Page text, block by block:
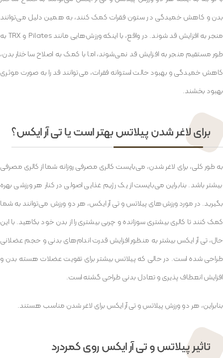
بدن و کاهش خمیدگی در ستون فقرات کمک کنند، به همین دلیل می‌توانند
منجر به افزایش قد شوند. در واقع، با اینکه ورزش‌هایی مانند Pilates و TRX به
طور مستقیم منجر به افزایش قد نمی‌شوند، اما با کمک به اصلاح ساختار بدن،
کاهش خمیدگی و بهبود حالت استوانه فقرات، می‌توانند قد را به صورت موثری
بهبود بخشند.
برای لاغر شدن پیلاتس بهتر است یا تی آر ایکس؟
به طور کلی، برای لاغر شدن، می‌بایست کالری مصرفی روزانه شما از کالری مصرفی
بیشتر باشد. بنابراین می‌بایست از یک رژیم غذایی اصولی در کنار هر ورزشی بهره
بگیرید. در مورد ورزش‌های پیلاتس و تی آر ایکس، هر دو ورزش می‌توانند به شما
کمک کنند تا کالری بیشتری سوزانده و چربی بیشتری را از بدن خود بکاهید. با این
حال، تی آر ایکس بیشتر به منظور افزایش قدرت اندام‌های بدنی و حجم عضلانی
طراحی شده است. در حالی که پیلاتس بیشتر برای تقویت عضلات هسته بدن و
افزایش انعطاف پذیری و تعادل بدنی طراحی گشته است.
بنابراین، هر دو ورزش پیلاتس و تی آر ایکس برای لاغر شدن مناسب هستند.
تاثیر پیلاتس و تی آر ایکس روی کمردرد